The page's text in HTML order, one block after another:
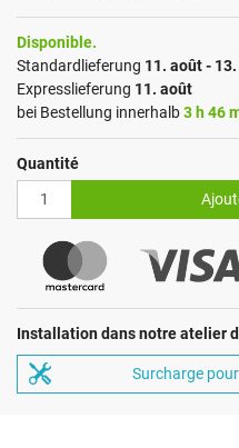
Disponible.
Standardlieferung 11. août -
Expresslieferung 11. août
bei Bestellung innerhalb3 h 46
Quantité
Installation dans notre atelier
Surcharge